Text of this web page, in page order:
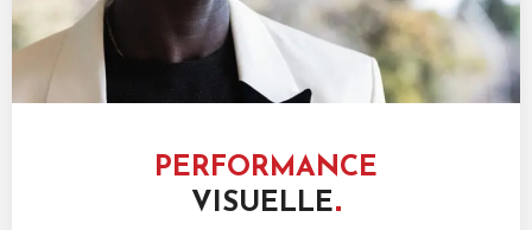
PERFORMANCE
VISUELLE